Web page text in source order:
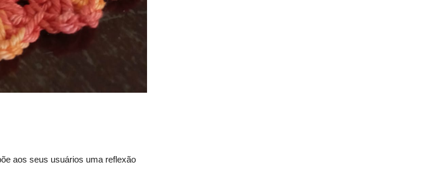
aos seus usuários uma reflexão